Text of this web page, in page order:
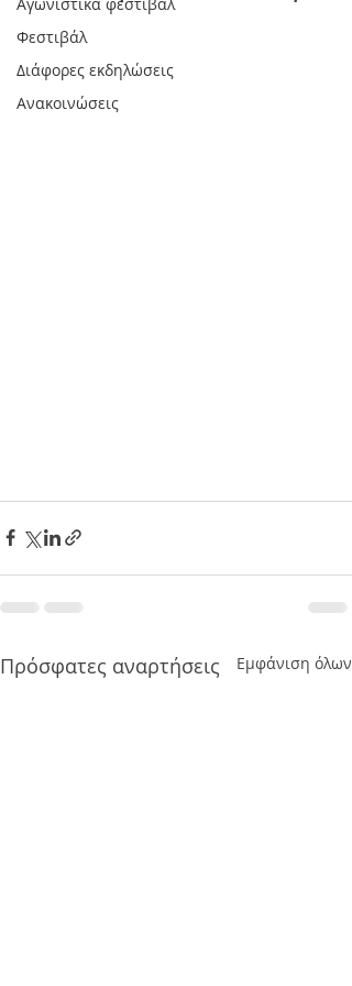
Φεστιβάλ
Διάφορες εκδηλώσεις
Ανακοινώσεις
Πρόσφατες αναρτήσεις Εμφάνιση όλων